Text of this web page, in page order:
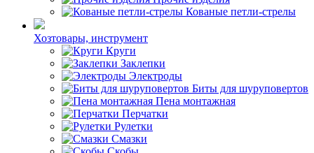
Кованые петли-стрелы
Хозтовары, инструмент
Круги
Заклепки
Электроды
Биты для шуруповертов
Пена монтажная
Перчатки
Рулетки
Смазки